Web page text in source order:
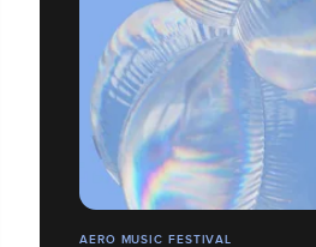
AERO MUSIC FESTIVAL